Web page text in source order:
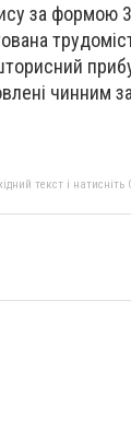
за формою
чинним
текст і